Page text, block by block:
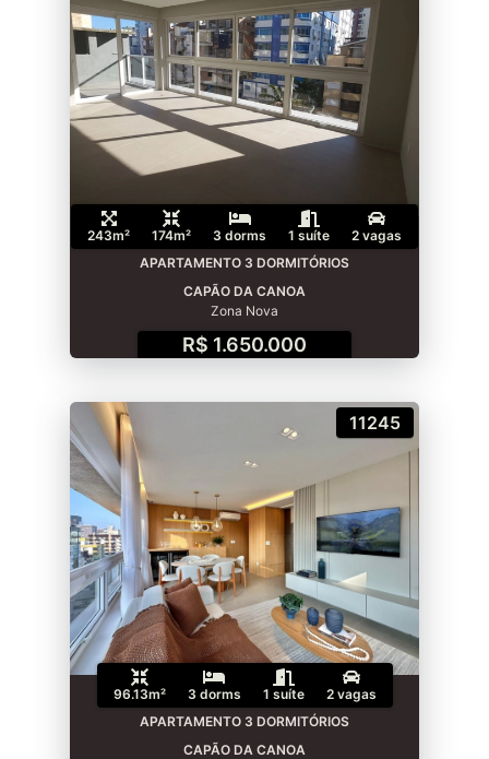
243m² 174m² 3 dorms 1 suíte
2 vagas
APARTAMENTO 3 DORMITÓRIOS
CAPÃO DA CANOA
Zona Nova
R$ 1.650.000
11245
96.13m² 3 dorms 1 suíte
2 vagas
APARTAMENTO 3 DORMITÓRIOS
CAPÃO DA CANOA